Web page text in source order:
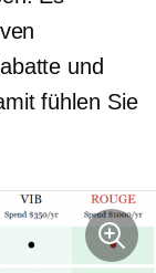
und
fühlen Sie